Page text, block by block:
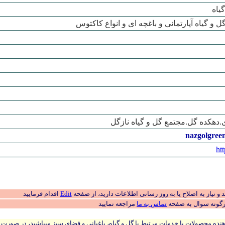
و گیاه آپارتمانی و باغچه ای و انواع کاکتوس
گل.مجتمع گل و گیاه نازگل
به اصلاح یا به روز رسانی اطلاعات دارید، از صفحهEdit اقدام فرمایید
سوال به صفحه تماس به ما مراجعه نمایید
محصولات یا خدمات مرتبط با گل و گیاه، باغبانی و فضای سبز میباشید، در صورت